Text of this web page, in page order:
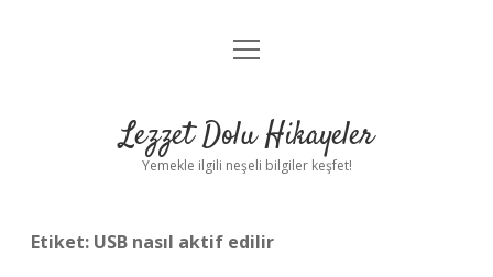
Anasayfa
Yasal Uyarı
menüyü
Lezzet Dolu Hikayeler
Yemekle ilgili neşeli bilgiler keşfet!
Etiket: USB nasıl aktif edilir